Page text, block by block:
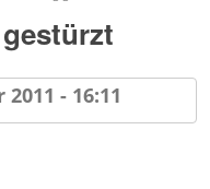
- 16:11